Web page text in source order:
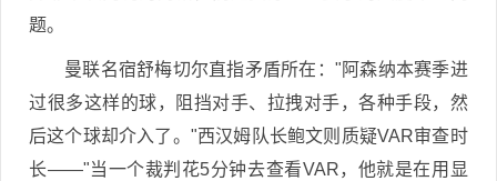
题。
曼联名宿舒梅切尔直指矛盾所在："阿森纳本赛季进
过很多这样的球，阻挡对手、拉拽对手，各种手段，然
后这个球却介入了。"西汉姆队长鲍文则质疑VAR审查时
长——"当一个裁判花5分钟去查看VAR，他就是在用显